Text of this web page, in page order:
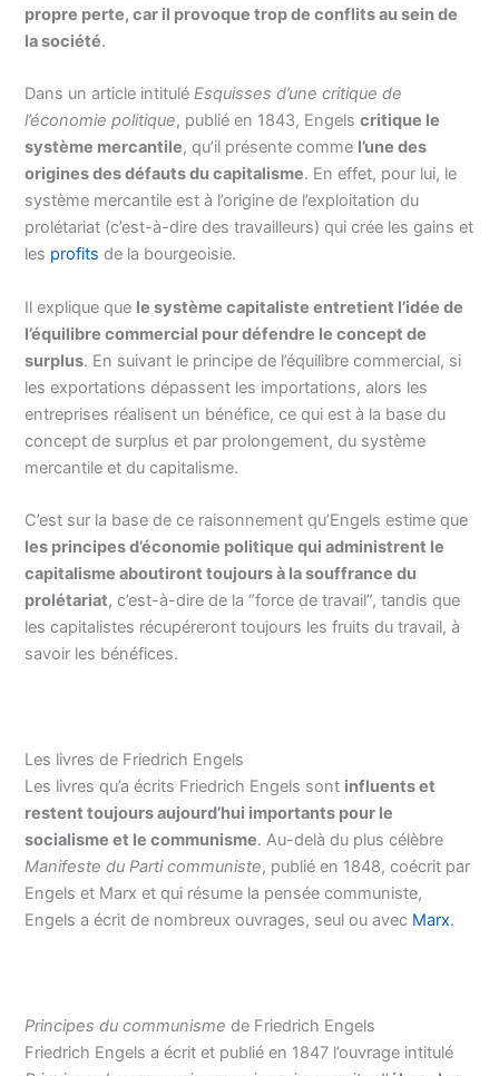
propre perte, car il provoque trop de conflits au sein de
la société.
Dans un article intituléEsquisses d’une critique de
l’économie politique, publié en 1843, Engelscritique le
système mercantile, qu’il présente comme l’une des
origines des défauts du capitalisme. En effet, pour lui, le
système mercantile est à l’origine de l’exploitation du
prolétariat (c’est-à-dire des travailleurs) qui crée les gains et
les profits de la bourgeoisie.
Il explique que le système capitaliste entretient l’idée de
l’équilibre commercial pour défendre le concept de
surplus. En suivant le principe de l’équilibre commercial, si
les exportations dépassent les importations, alors les
entreprises réalisent un bénéfice, ce qui est à la base du
concept de surplus et par prolongement, du système
mercantile et du capitalisme.
C’est sur la base de ce raisonnement qu’Engels estime que
les principes d’économie politique qui administrent le
capitalisme aboutiront toujours à la souffrance du
prolétariat, c’est-à-dire de la “force de travail”, tandis que
les capitalistes récupéreront toujours les fruits du travail, à
savoir les bénéfices.
Les livres de Friedrich Engels
Les livres qu’a écrits Friedrich Engels sont influents et
restent toujours aujourd’hui importants pour le
socialisme et le communisme. Au-delà du plus célèbre
Manifeste du Parti communiste, publié en 1848, coécrit par
Engels et Marx et qui résume la pensée communiste,
Engels a écrit de nombreux ouvrages, seul ou avec Marx.
Principes du communisme de Friedrich Engels
Friedrich Engels a écrit et publié en 1847 l’ouvrage intitulé